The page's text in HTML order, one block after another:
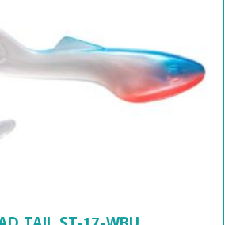
TAIL ST-17-WBU